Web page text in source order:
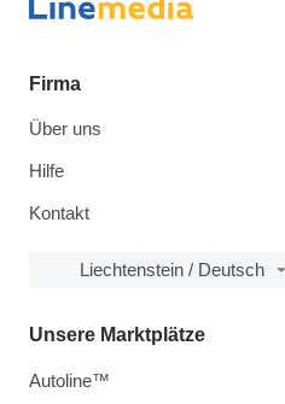
Firma
Über uns
Hilfe
Kontakt
Liechtenstein / Deutsch
Unsere Marktplätze
Autoline™